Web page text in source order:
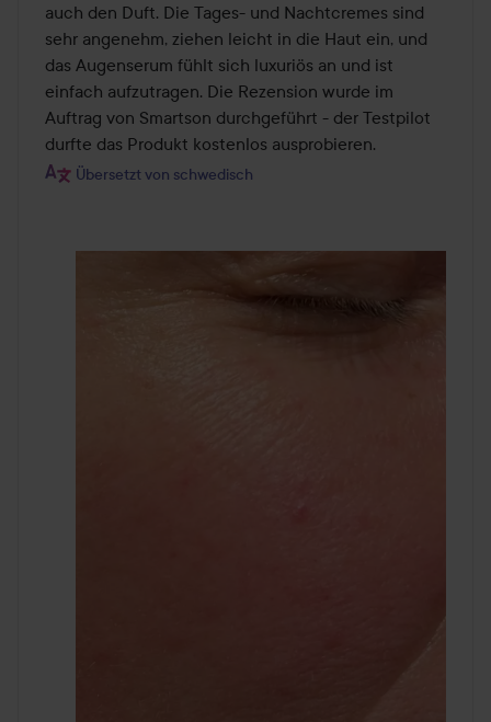
auch den Duft. Die Tages- und Nachtcremes sind
sehr angenehm, ziehen leicht in die Haut ein, und
das Augenserum fühlt sich luxuriös an und ist
einfach aufzutragen. Die Rezension wurde im
Auftrag von Smartson durchgeführt - der Testpilot
durfte das Produkt kostenlos ausprobieren.
Übersetzt von schwedisch